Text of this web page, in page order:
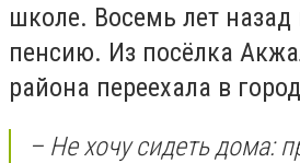
школе. Восемь лет
пенсию. Из посёлка
района переехала в
– Не хочу сидеть дома: